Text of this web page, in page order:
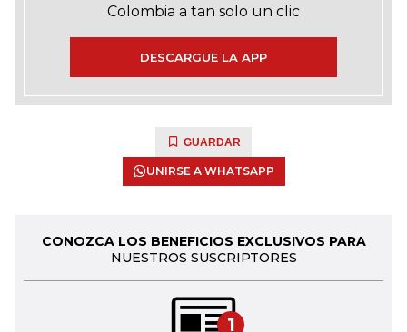
Colombia a tan solo un clic
DESCARGUE LA APP
GUARDAR
UNIRSE A WHATSAPP
CONOZCA LOS BENEFICIOS EXCLUSIVOS PARA
NUESTROS SUSCRIPTORES
1